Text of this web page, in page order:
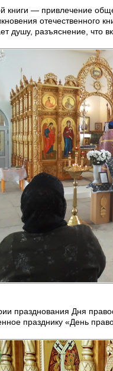
книги — привлечение
отечественного
душу, разъяснение, что
празднования Дня
празднику «День